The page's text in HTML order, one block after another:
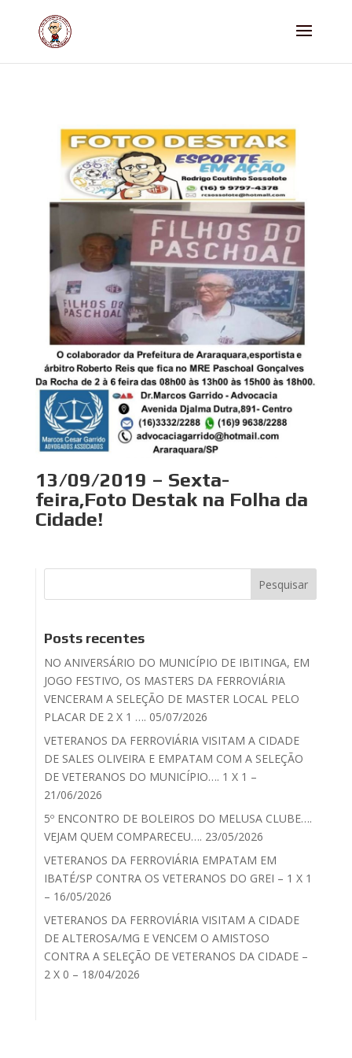
13/09/2019 – Sexta-
feira,Foto Destak na Folha da
Cidade!
Posts recentes
NO ANIVERSÁRIO DO MUNICÍPIO DE IBITINGA, EM
JOGO FESTIVO, OS MASTERS DA FERROVIÁRIA
VENCERAM A SELEÇÃO DE MASTER LOCAL PELO
PLACAR DE 2 X 1 …. 05/07/2026
VETERANOS DA FERROVIÁRIA VISITAM A CIDADE
DE SALES OLIVEIRA E EMPATAM COM A SELEÇÃO
DE VETERANOS DO MUNICÍPIO…. 1 X 1 –
21/06/2026
5º ENCONTRO DE BOLEIROS DO MELUSA CLUBE….
VEJAM QUEM COMPARECEU…. 23/05/2026
VETERANOS DA FERROVIÁRIA EMPATAM EM
IBATÉ/SP CONTRA OS VETERANOS DO GREI – 1 X 1
– 16/05/2026
VETERANOS DA FERROVIÁRIA VISITAM A CIDADE
DE ALTEROSA/MG E VENCEM O AMISTOSO
CONTRA A SELEÇÃO DE VETERANOS DA CIDADE –
2 X 0 – 18/04/2026